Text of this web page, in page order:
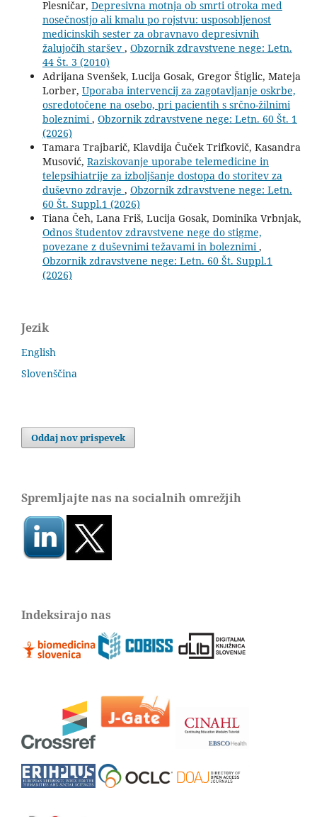
Plesničar, Depresivna motnja ob smrti otroka med
nosečnostjo ali kmalu po rojstvu: usposobljenost
medicinskih sester za obravnavo depresivnih
žalujočih staršev , Obzornik zdravstvene nege: Letn.
44 Št. 3 (2010)
Adrijana Svenšek, Lucija Gosak, Gregor Štiglic, Mateja
Lorber, Uporaba intervencij za zagotavljanje oskrbe,
osredotočene na osebo, pri pacientih s srčno-žilnimi
boleznimi , Obzornik zdravstvene nege: Letn. 60 Št. 1
(2026)
Tamara Trajbarič, Klavdija Čuček Trifkovič, Kasandra
Musović, Raziskovanje uporabe telemedicine in
telepsihiatrije za izboljšanje dostopa do storitev za
duševno zdravje , Obzornik zdravstvene nege: Letn.
60 Št. Suppl.1 (2026)
Tiana Čeh, Lana Friš, Lucija Gosak, Dominika Vrbnjak,
Odnos študentov zdravstvene nege do stigme,
povezane z duševnimi težavami in boleznimi ,
Obzornik zdravstvene nege: Letn. 60 Št. Suppl.1
(2026)
Jezik
English
Slovenščina
Oddaj nov prispevek
Spremljajte nas na socialnih omrežjih
Indeksirajo nas